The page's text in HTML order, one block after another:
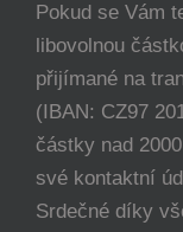
Pokud se Vám
libovolnou
přijímané na
(IBAN: CZ97
částky nad
své kontaktní
Srdečné díky